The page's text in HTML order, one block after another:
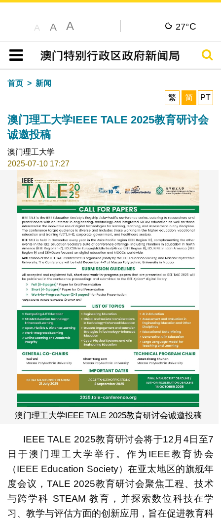
A A A 27°C
目录
搜寻
首页
新闻
繁
简 PT
澳门理工大学IEEE TALE 2025教育研讨会
诚邀投稿
澳门理工大学
2025-07-10 17:27
澳门理工大学IEEE TALE 2025教育研讨会诚邀投稿
IEEE TALE 2025教育研讨会将于12月4日至7
日于澳门理工大学举行。作为IEEE教育协会
（IEEE Education Society）在亚太地区的旗舰年
度会议，TALE 2025教育研讨会聚焦工程、技术
与跨学科 STEAM 教育，并探索数位科技在学
习、教学与评估方面的创新应用，旨在促进教育科